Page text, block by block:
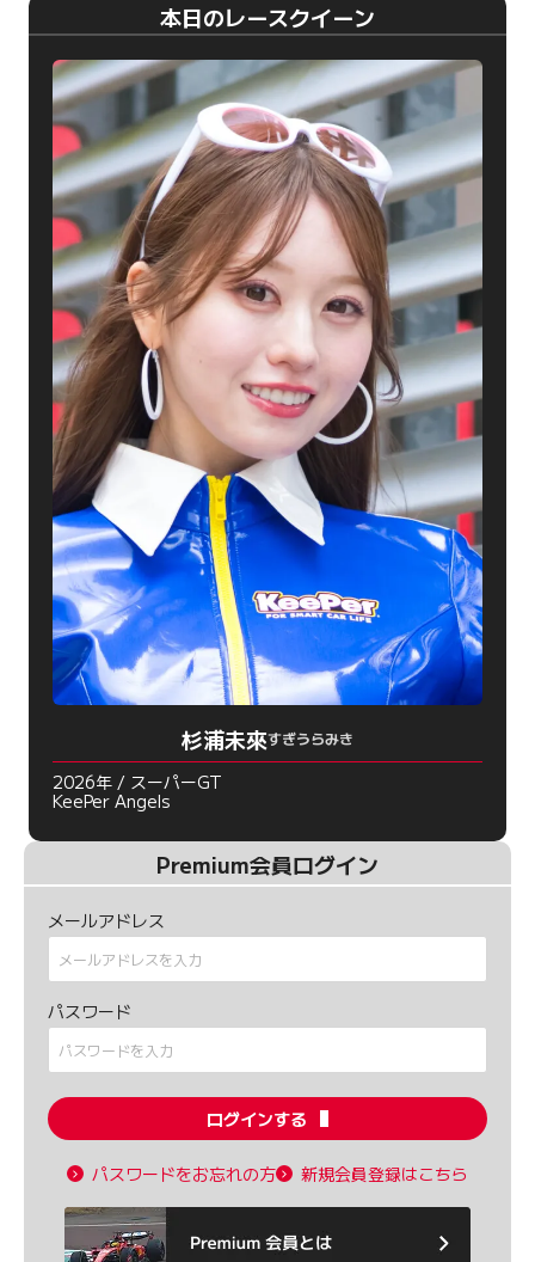
本日のレースクイーン
杉浦未來すぎうらみき
2026年 / スーパーGT
KeePer Angels
Premium会員ログイン
メールアドレス
パスワード
ログインする
パスワードをお忘れの方 新規会員登録はこちら